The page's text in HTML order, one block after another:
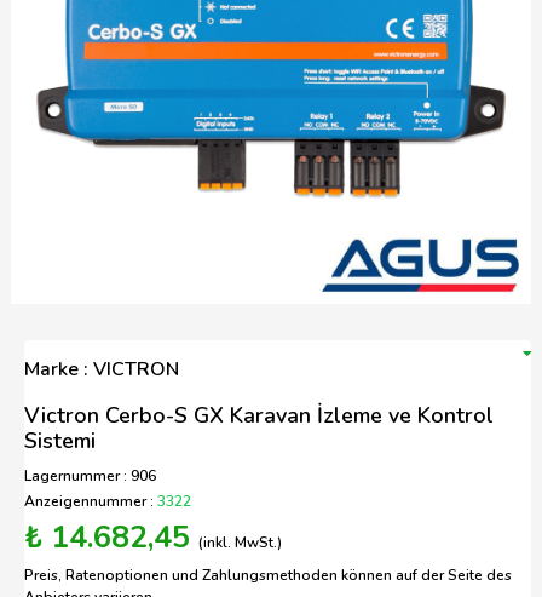
Marke : VICTRON
Victron Cerbo-S GX Karavan İzleme ve Kontrol
Sistemi
Lagernummer : 906
Anzeigennummer : 3322
₺ 14.682,45 (inkl. MwSt.)
Preis, Ratenoptionen und Zahlungsmethoden können auf der Seite des